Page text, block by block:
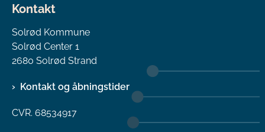
Kontakt
Solrød Kommune
Solrød Center 1
2680 Solrød Strand
Kontakt og åbningstider
CVR. 68534917